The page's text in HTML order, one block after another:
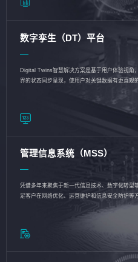
数字孪生（DT）平台
Digital Twins智慧解决方案是基于用户体验视角
界的状态同步呈现，使用户对关键数据有更直观
管理信息系统（MSS）
凭借多年来聚焦于新一代信息技术、数字化转型
足客户在网络优化、运营维护和信息安全防护等